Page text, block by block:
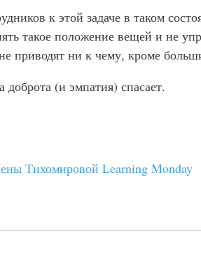
к этой задаче в таком
такое положение вещей и не
приводят ни к чему, кроме
доброта (и эмпатия) спасает.
Тихомировой Learning Monday